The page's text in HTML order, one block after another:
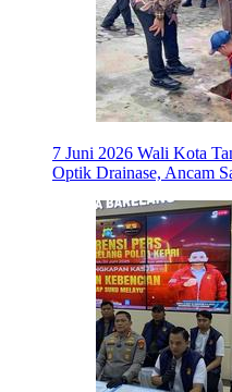
7 Juni 2026 Wali Kota
Optik Drainase, Ancam